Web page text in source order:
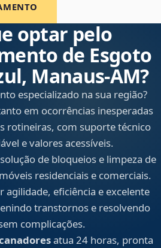
optar pelo
de Esgoto
Manaus‑AM?
especializado na sua região?
em ocorrências inesperadas
rotineiras, com suporte técnico
e valores acessíveis.
de bloqueios e limpeza de
residenciais e comerciais.
agilidade, eficiência e excelente
transtornos e resolvendo
complicações.
atua 24 horas, pronta